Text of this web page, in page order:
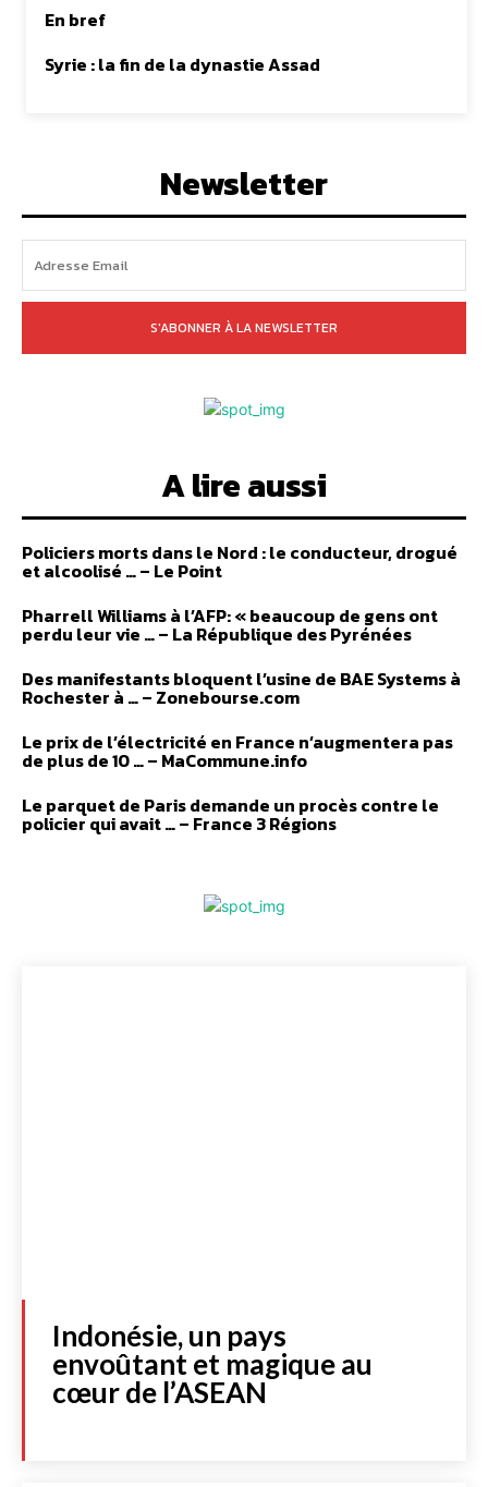
En bref
Syrie : la fin de la dynastie Assad
Newsletter
S'ABONNER À LA NEWSLETTER
A lire aussi
Policiers morts dans le Nord : le conducteur, drogué
et alcoolisé … – Le Point
Pharrell Williams à l’AFP: « beaucoup de gens ont
perdu leur vie … – La République des Pyrénées
Des manifestants bloquent l’usine de BAE Systems à
Rochester à … – Zonebourse.com
Le prix de l’électricité en France n’augmentera pas
de plus de 10 … – MaCommune.info
Le parquet de Paris demande un procès contre le
policier qui avait … – France 3 Régions
Indonésie, un pays
envoûtant et magique au
cœur de l’ASEAN